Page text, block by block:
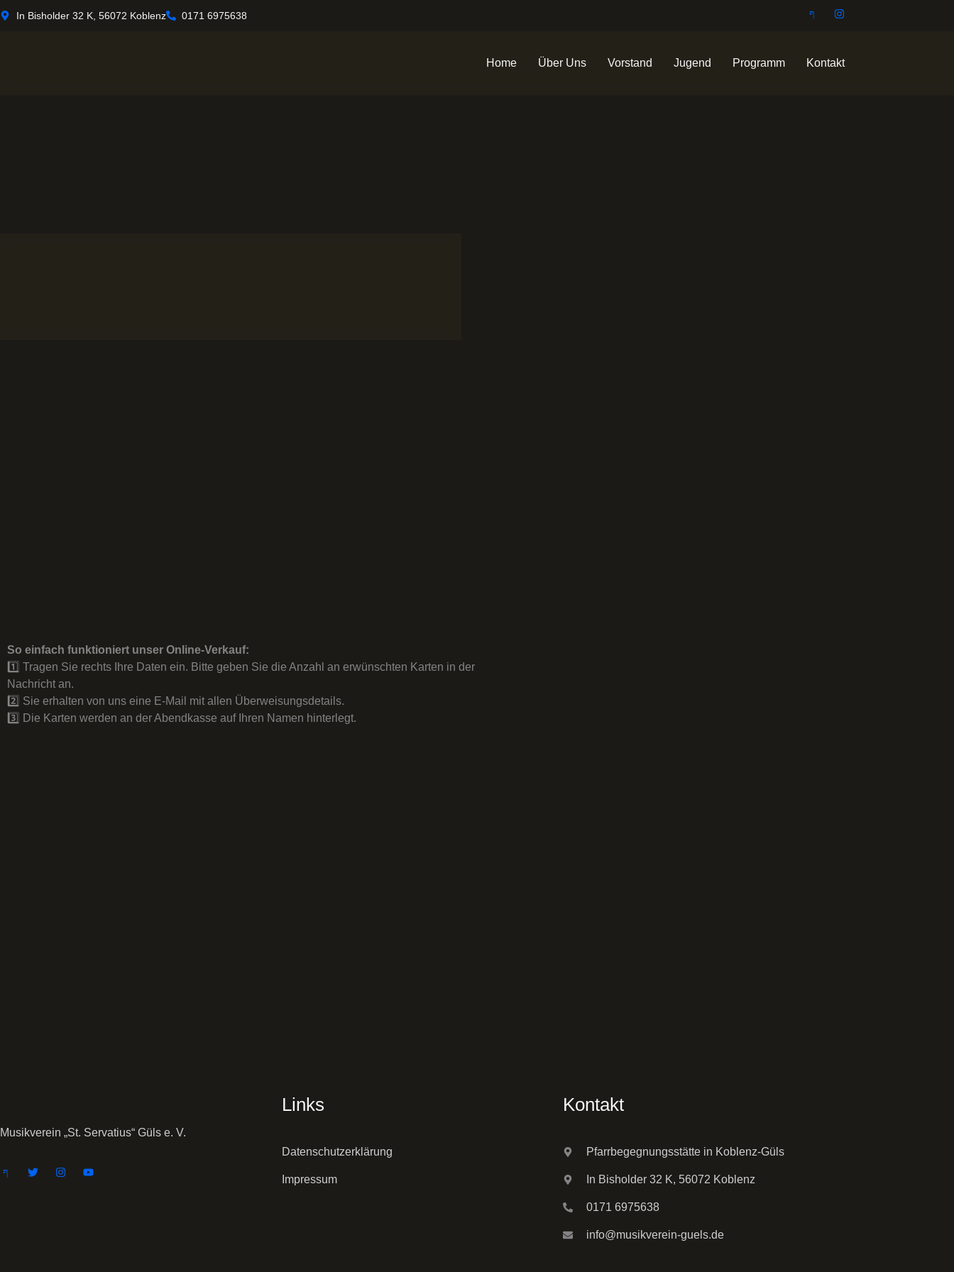
In Bisholder 32 K, 56072 Koblenz 0171 6975638
Home Über Uns Vorstand Jugend Programm Kontakt
So einfach funktioniert unser Online-Verkauf:
1️⃣ Tragen Sie rechts Ihre Daten ein. Bitte geben Sie die Anzahl an erwünschten Karten in der
Nachricht an.
2️⃣ Sie erhalten von uns eine E-Mail mit allen Überweisungsdetails.
3️⃣ Die Karten werden an der Abendkasse auf Ihren Namen hinterlegt.
Musikverein „St. Servatius“ Güls e. V.
Links
Datenschutzerklärung
Impressum
Kontakt
Pfarrbegegnungsstätte in Koblenz-Güls
In Bisholder 32 K, 56072 Koblenz
0171 6975638
info@musikverein-guels.de